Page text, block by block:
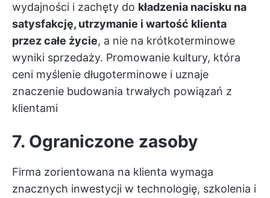
wydajności i zachęty do kładzenia nacisku na
satysfakcję, utrzymanie i wartość klienta
przez całe życie, a nie na krótkoterminowe
wyniki sprzedaży. Promowanie kultury, która
ceni myślenie długoterminowe i uznaje
znaczenie budowania trwałych powiązań z
klientami
7. Ograniczone zasoby
Firma zorientowana na klienta wymaga
znacznych inwestycji w technologię, szkolenia i